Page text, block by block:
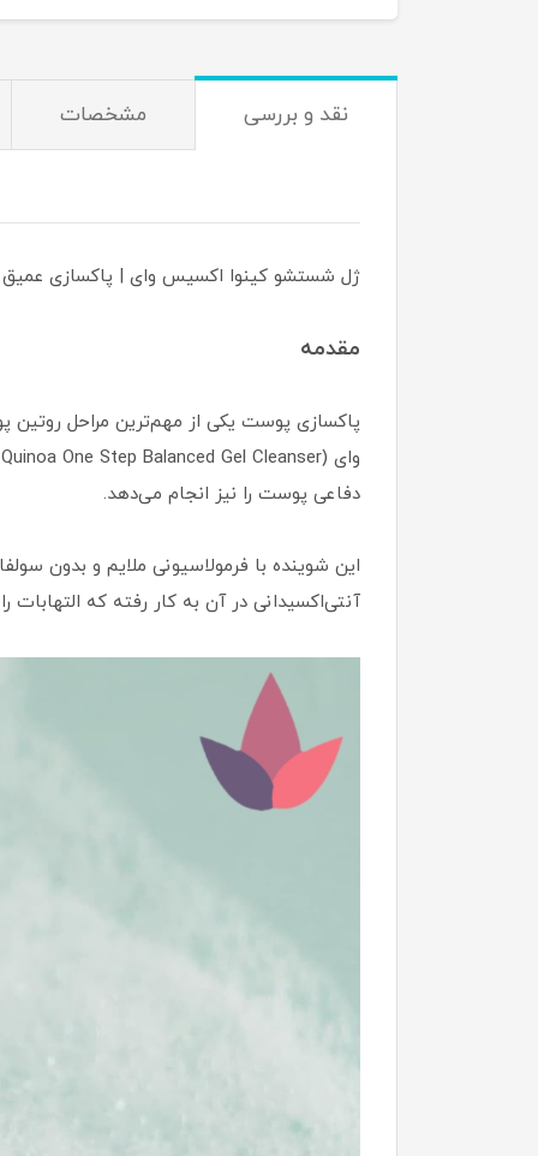
نقد و بررسی مشخصات
ژل شستشو کینوا اکسیس وای | پاکسازی
مقدمه
پاکسازی پوست یکی از مهم‌ترین مراحل
دفاعی پوست را نیز انجام می‌دهد.
این شوینده با فرمولاسیونی ملایم و بدون
آنتی‌اکسیدانی در آن به کار رفته که